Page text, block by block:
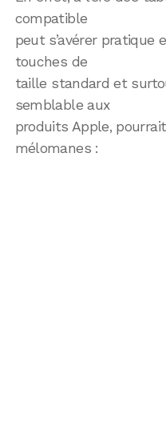
compatible
peut s’avérer pratique
touches de
taille standard et
semblable aux
produits Apple,
mélomanes :